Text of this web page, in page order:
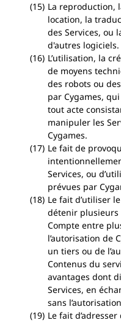
La reproduction,
location, la
des Services, ou
d'autres logiciels.
L’utilisation, la
de moyens
des robots ou
par Cygames,
tout acte
manipuler les
Cygames.
Le fait de
Services, ou
prévues par
Le fait d’utiliser
détenir plusieurs
Compte entre
l’autorisation de
un tiers ou de
Contenus du
avantages dont
Services, en
sans
Le fait